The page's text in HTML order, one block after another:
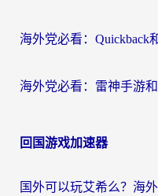
回国游戏加速器